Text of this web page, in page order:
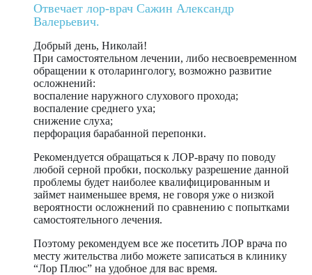
Отвечает лор-врач Сажин Александр
Валерьевич.
Добрый день, Николай!
При самостоятельном лечении, либо несвоевременном
обращении к отоларингологу, возможно развитие
осложнений:
воспаление наружного слухового прохода;
воспаление среднего уха;
снижение слуха;
перфорация барабанной перепонки.
Рекомендуется обращаться к ЛОР-врачу по поводу
любой серной пробки, поскольку разрешение данной
проблемы будет наиболее квалифицированным и
займет наименьшее время, не говоря уже о низкой
вероятности осложнений по сравнению с попытками
самостоятельного лечения.
Поэтому рекомендуем все же посетить ЛОР врача по
месту жительства либо можете записаться в клинику
“Лор Плюс” на удобное для вас время.